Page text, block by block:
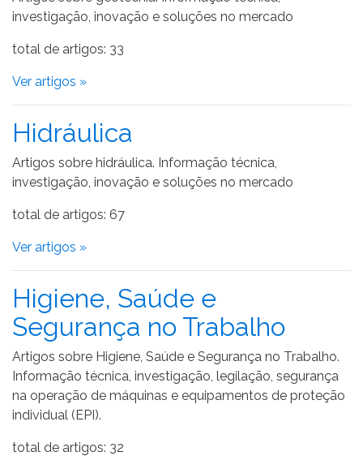
investigação, inovação e soluções no mercado
total de artigos: 33
Ver artigos »
Hidráulica
Artigos sobre hidráulica. Informação técnica,
investigação, inovação e soluções no mercado
total de artigos: 67
Ver artigos »
Higiene, Saúde e
Segurança no Trabalho
Artigos sobre Higiene, Saúde e Segurança no Trabalho.
Informação técnica, investigação, legilação, segurança
na operação de máquinas e equipamentos de proteção
individual (EPI).
total de artigos: 32